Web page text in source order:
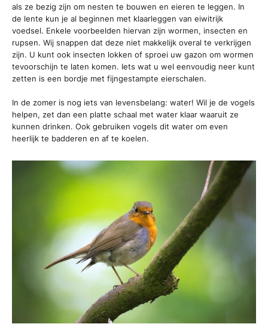
als ze bezig zijn om nesten te bouwen en eieren te leggen. In
de lente kun je al beginnen met klaarleggen van eiwitrijk
voedsel. Enkele voorbeelden hiervan zijn wormen, insecten en
rupsen. Wij snappen dat deze niet makkelijk overal te verkrijgen
zijn. U kunt ook insecten lokken of sproei uw gazon om wormen
tevoorschijn te laten komen. Iets wat u wel eenvoudig neer kunt
zetten is een bordje met fijngestampte eierschalen.
In de zomer is nog iets van levensbelang: water! Wil je de vogels
helpen, zet dan een platte schaal met water klaar waaruit ze
kunnen drinken. Ook gebruiken vogels dit water om even
heerlijk te badderen en af te koelen.